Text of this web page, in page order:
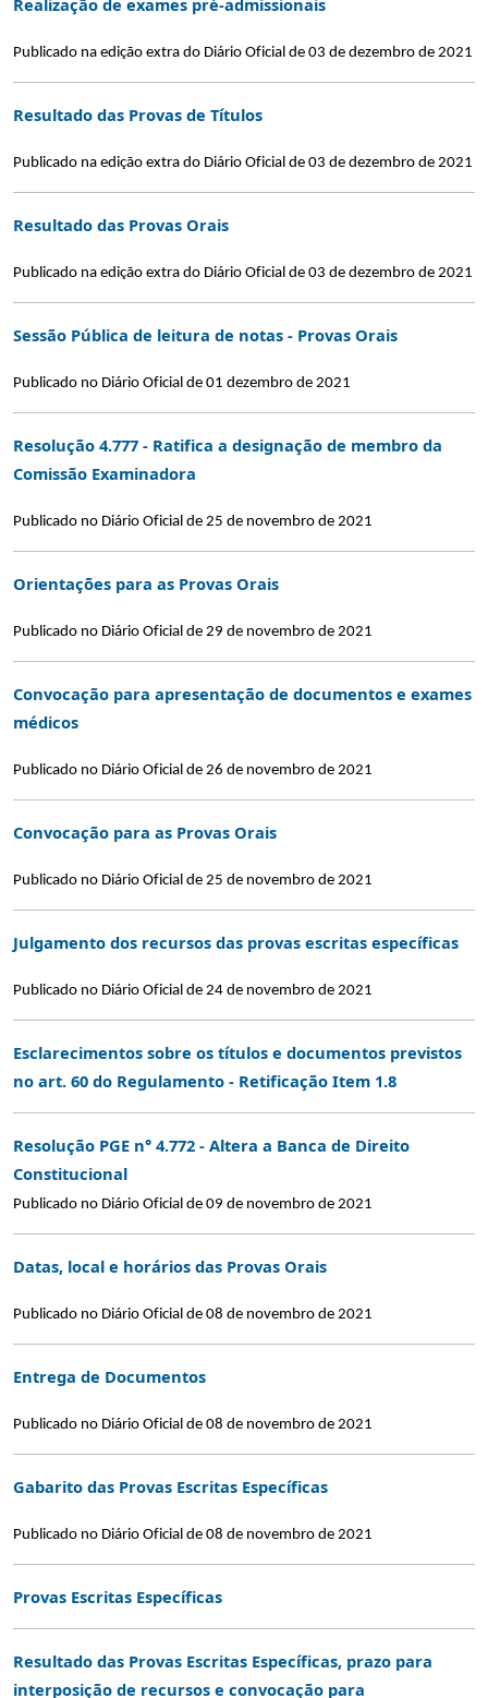
Realização de exames pré-admissionais
Publicado na edição extra do Diário Oficial de 03 de dezembro de 2021
Resultado das Provas de Títulos
Publicado na edição extra do Diário Oficial de 03 de dezembro de 2021
Resultado das Provas Orais
Publicado na edição extra do Diário Oficial de 03 de dezembro de 2021
Sessão Pública de leitura de notas - Provas Orais
Publicado no Diário Oficial de 01 dezembro de 2021
Resolução 4.777 - Ratifica a designação de membro da
Comissão Examinadora
Publicado no Diário Oficial de 25 de novembro de 2021
Orientações para as Provas Orais
Publicado no Diário Oficial de 29 de novembro de 2021
Convocação para apresentação de documentos e exames
médicos
Publicado no Diário Oficial de 26 de novembro de 2021
Convocação para as Provas Orais
Publicado no Diário Oficial de 25 de novembro de 2021
Julgamento dos recursos das provas escritas específicas
Publicado no Diário Oficial de 24 de novembro de 2021
Esclarecimentos sobre os títulos e documentos previstos
no art. 60 do Regulamento - Retificação Item 1.8
Resolução PGE n° 4.772 - Altera a Banca de Direito
Constitucional
Publicado no Diário Oficial de 09 de novembro de 2021
Datas, local e horários das Provas Orais
Publicado no Diário Oficial de 08 de novembro de 2021
Entrega de Documentos
Publicado no Diário Oficial de 08 de novembro de 2021
Gabarito das Provas Escritas Específicas
Publicado no Diário Oficial de 08 de novembro de 2021
Provas Escritas Específicas
Resultado das Provas Escritas Específicas, prazo para
interposição de recursos e convocação para